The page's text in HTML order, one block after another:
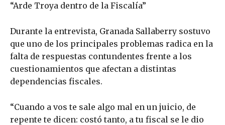
“Arde Troya dentro de la Fiscalía”
Durante la entrevista, Granada Sallaberry sostuvo
que uno de los principales problemas radica en la
falta de respuestas contundentes frente a los
cuestionamientos que afectan a distintas
dependencias fiscales.
“Cuando a vos te sale algo mal en un juicio, de
repente te dicen: costó tanto, a tu fiscal se le dio